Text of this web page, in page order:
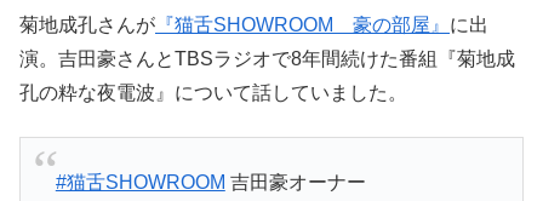
菊地成孔さんが 『猫舌SHOWROOM 豪の部屋』 に出
演。吉田豪さんとTBSラジオで8年間続けた番組『菊地成
孔の粋な夜電波』について話していました。
#猫舌SHOWROOM 吉田豪オーナー